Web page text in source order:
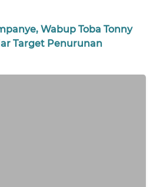
Wabup Toba Tonny
Target Penurunan